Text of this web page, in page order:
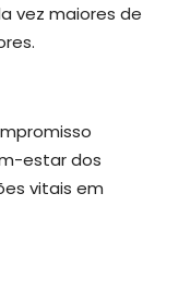
vez maiores de
estar dos
vitais em